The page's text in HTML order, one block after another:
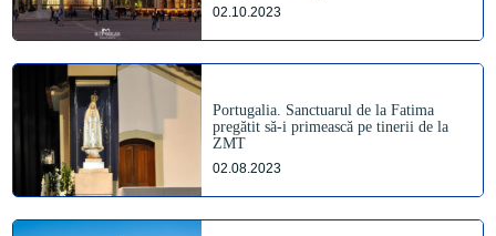
02.10.2023
Portugalia. Sanctuarul de la Fatima
pregătit să-i primească pe tinerii de la
ZMT
02.08.2023